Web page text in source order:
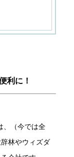
利に！
、（今では全
林やウィズダ